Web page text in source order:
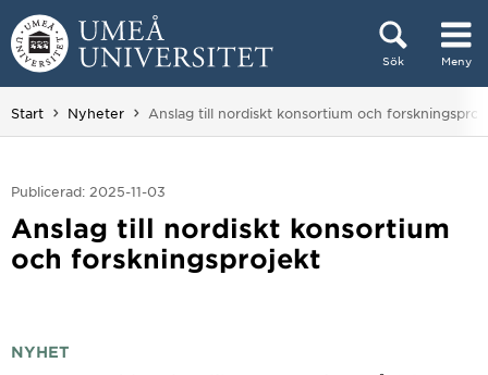
Hoppa direkt till innehållet
Sök Meny
Huvudmenyn dold.
Start Nyheter Du är här:
Anslag till nordiskt konsortium och
Publicerad: 2025-11-03
Anslag till nordiskt konsortium
och forskningsprojekt
NYHET